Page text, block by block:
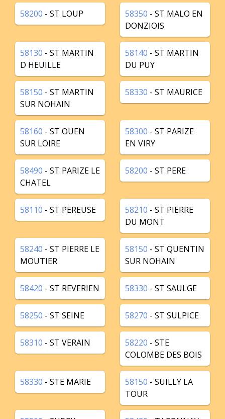
58200 - ST LOUP 58350 - ST MALO EN
DONZIOIS
58130 - ST MARTIN
D HEUILLE
58140 - ST MARTIN
DU PUY
58150 - ST MARTIN
SUR NOHAIN
58330 - ST MAURICE
58160 - ST OUEN
SUR LOIRE
58300 - ST PARIZE
EN VIRY
58490 - ST PARIZE LE
CHATEL
58200 - ST PERE
58110 - ST PEREUSE 58210 - ST PIERRE
DU MONT
58240 - ST PIERRE LE
MOUTIER
58150 - ST QUENTIN
SUR NOHAIN
58420 - ST REVERIEN 58330 - ST SAULGE
58250 - ST SEINE 58270 - ST SULPICE
58310 - ST VERAIN 58220 - STE
COLOMBE DES BOIS
58330 - STE MARIE 58150 - SUILLY LA
TOUR